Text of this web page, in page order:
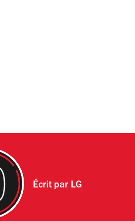
Écrit par LG